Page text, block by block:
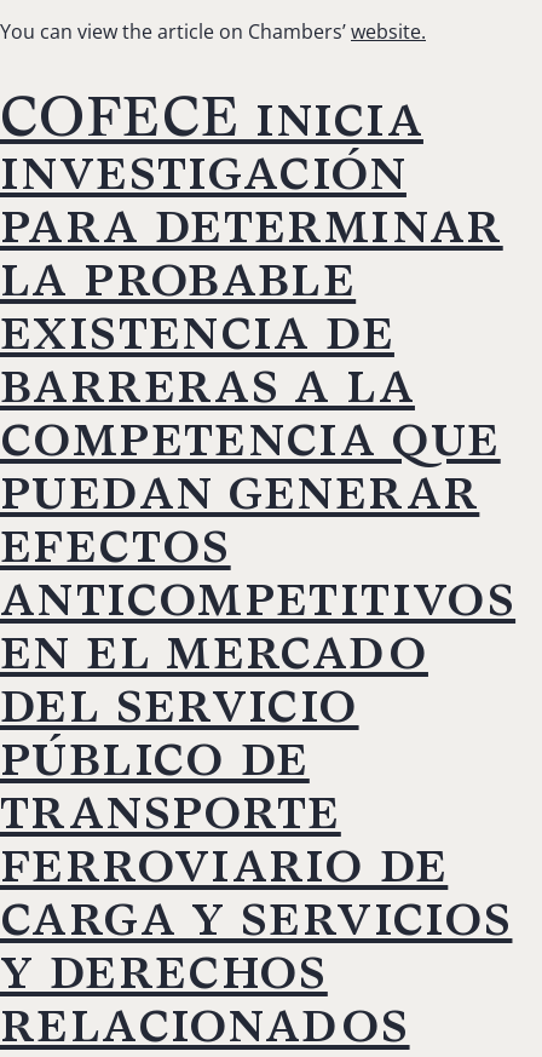
You can view the article on Chambers’website.
COFECE inicia
investigación
para determinar
la probable
existencia de
barreras a la
competencia que
puedan generar
efectos
anticompetitivos
en el mercado
del servicio
público de
transporte
ferroviario de
carga y servicios
y derechos
relacionados